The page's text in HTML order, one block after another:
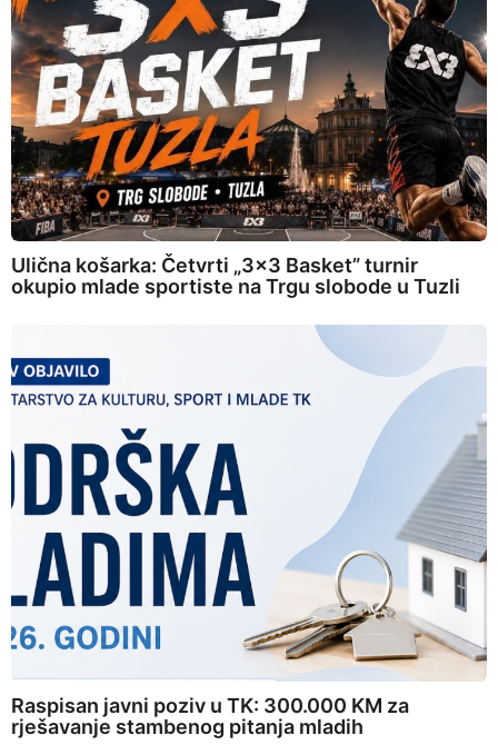
Ulična košarka: Četvrti „3×3 Basket” turnir
okupio mlade sportiste na Trgu slobode u Tuzli
Raspisan javni poziv u TK: 300.000 KM za
rješavanje stambenog pitanja mladih